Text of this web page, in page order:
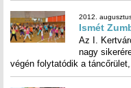
Ambrus Zsuzsa, a
vállalkozás vezetője...
2012. május 21.
Együtt táncolnak a